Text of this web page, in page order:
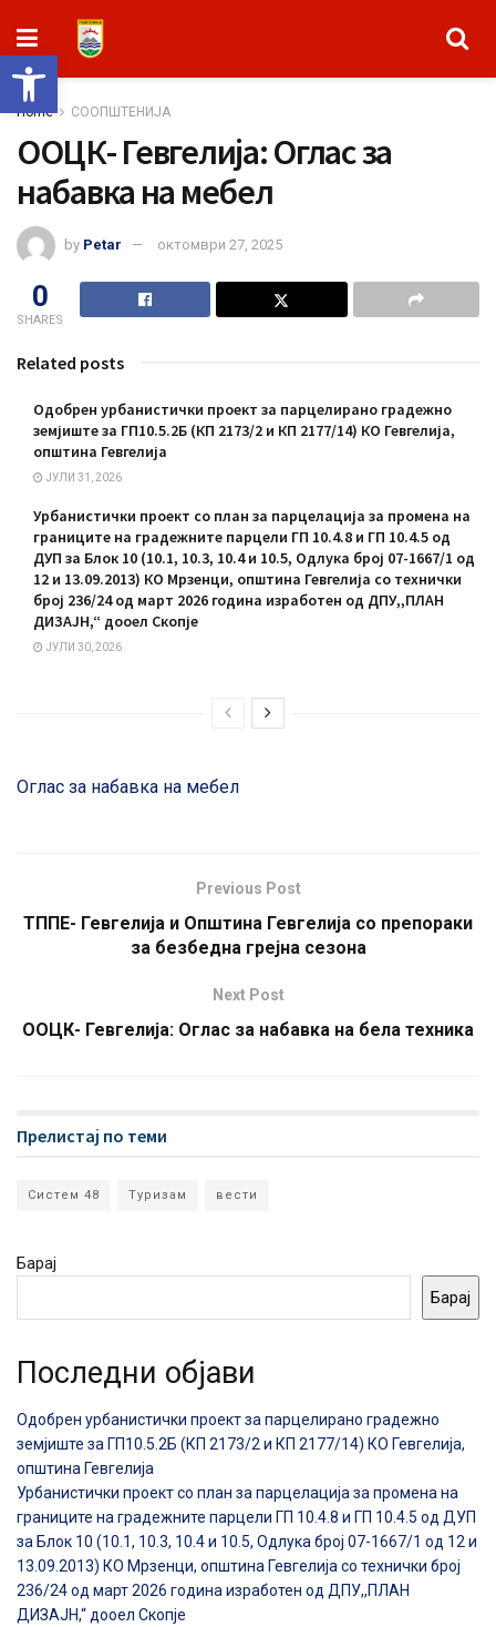
Open toolbar
Home СООПШТЕНИЈА
OOЦК- Гевгелија: Oглас за
набавка на мебел
by Petar октомври 27, 2025
0
SHARES
Related posts
Одобрен урбанистички проект за парцелирано градежно
земјиште за ГП10.5.2Б (КП 2173/2 и КП 2177/14) КО Гевгелија,
општина Гевгелија
ЈУЛИ 31, 2026
Урбанистички проект со план за парцелација за промена на
границите на градежните парцели ГП 10.4.8 и ГП 10.4.5 од
ДУП за Блок 10 (10.1, 10.3, 10.4 и 10.5, Одлука број 07-1667/1 од
12 и 13.09.2013) КО Мрзенци, општина Гевгелија со технички
број 236/24 од март 2026 година изработен од ДПУ,,ПЛАН
ДИЗАЈН,“ дооел Скопје
ЈУЛИ 30, 2026
Oглас за набавка на мебел
Previous Post
ТППЕ- Гевгелија и Општина Гевгелија со препораки
за безбедна грејна сезона
Next Post
ООЦК- Гевгелија: Oглас за набавка на бела техника
Прелистај по теми
Систем 48 Туризам вести
Барај
Барај
Последни објави
Одобрен урбанистички проект за парцелирано градежно
земјиште за ГП10.5.2Б (КП 2173/2 и КП 2177/14) КО Гевгелија,
општина Гевгелија
Урбанистички проект со план за парцелација за промена на
границите на градежните парцели ГП 10.4.8 и ГП 10.4.5 од ДУП
за Блок 10 (10.1, 10.3, 10.4 и 10.5, Одлука број 07-1667/1 од 12 и
13.09.2013) КО Мрзенци, општина Гевгелија со технички број
236/24 од март 2026 година изработен од ДПУ,,ПЛАН
ДИЗАЈН,“ дооел Скопје